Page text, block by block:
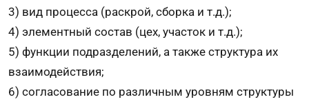
3) вид процесса (раскрой, сборка и т.д.);
4) элементный состав (цех, участок и т.д.);
5) функции подразделений, а также структура их
взаимодействия;
6) согласование по различным уровням структуры